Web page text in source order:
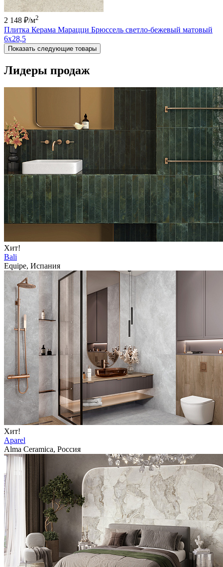
2 148 ₽/м2
Плитка Керама Марацци Брюссель светло-бежевый матовый
6x28,5
Показать следующие товары
Лидеры продаж
Хит!
Bali
Equipe, Испания
Хит!
Aparel
Alma Ceramica, Россия